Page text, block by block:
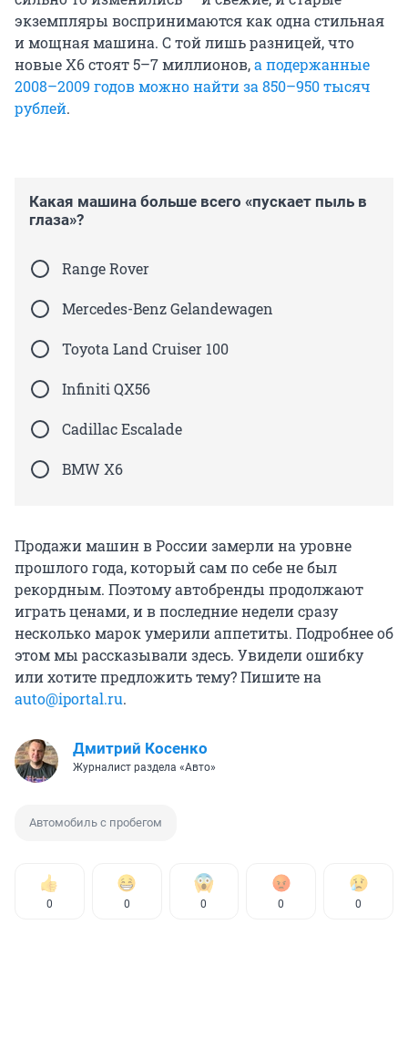
экземпляры воспринимаются как одна стильная
и мощная машина. С той лишь разницей, что
новые X6 стоят 5–7 миллионов,а подержанные
2008–2009 годов можно найти за 850–950 тысяч
рублей.
Какая машина больше всего «пускает пыль в
глаза»?
Range Rover
Mercedes-Benz Gelandewagen
Toyota Land Cruiser 100
Infiniti QX56
Cadillac Escalade
BMW X6
Продажи машин в России замерли на уровне
прошлого года, который сам по себе не был
рекордным. Поэтому автобренды продолжают
играть ценами, и в последние недели сразу
несколько марок умерили аппетиты. Подробнее об
этом мы рассказывали здесь. Увидели ошибку
или хотите предложить тему? Пишите на
auto@iportal.ru.
Дмитрий Косенко
Журналист раздела «Авто»
Автомобиль с пробегом
0 0 0 0 0